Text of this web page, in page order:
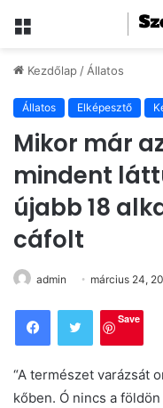
Menü
Kezdőlap / Állatos
Állatos Elképesztő
Mikor már
mindent
újabb 18
cáfolt
admin március 24,
Save
“A természet varázsát
kőben. Ó nincs a